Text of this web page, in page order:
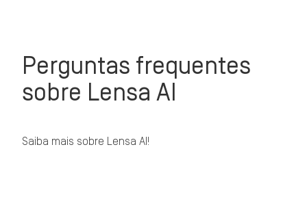
Perguntas frequentes
sobre Lensa AI
Saiba mais sobre Lensa AI!